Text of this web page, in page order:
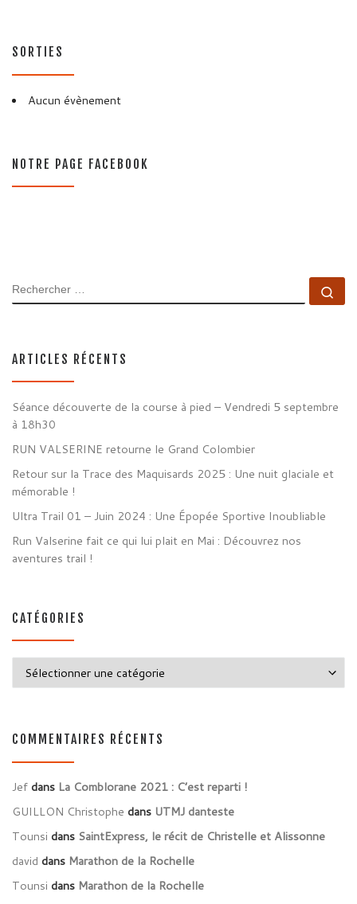
SORTIES
Aucun évènement
NOTRE PAGE FACEBOOK
RECHERCHER
ARTICLES RÉCENTS
Séance découverte de la course à pied – Vendredi 5 septembre
à 18h30
RUN VALSERINE retourne le Grand Colombier
Retour sur la Trace des Maquisards 2025 : Une nuit glaciale et
mémorable !
Ultra Trail 01 – Juin 2024 : Une Épopée Sportive Inoubliable
Run Valserine fait ce qui lui plait en Mai : Découvrez nos
aventures trail !
CATÉGORIES
COMMENTAIRES RÉCENTS
Jef dans La Comblorane 2021 : C’est reparti !
GUILLON Christophe dans UTMJ danteste
Tounsi dans SaintExpress, le récit de Christelle et Alissonne
david dans Marathon de la Rochelle
Tounsi dans Marathon de la Rochelle